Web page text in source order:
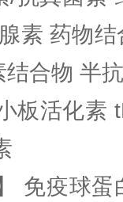
素 药物
合物 半
板活化素
免疫球